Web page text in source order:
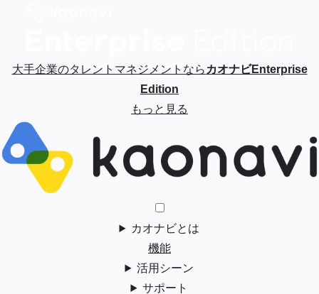
大手企業のタレントマネジメントならカオナビEnterprise
Edition
もっと見る
カオナビとは
機能
活用シーン
サポート